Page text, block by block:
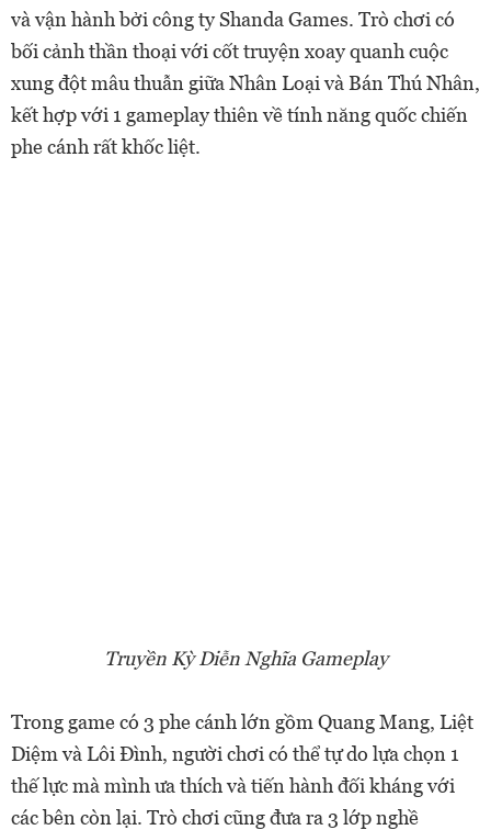
và vận hành bởi công ty Shanda Games. Trò chơi có
bối cảnh thần thoại với cốt truyện xoay quanh cuộc
xung đột mâu thuẫn giữa Nhân Loại và Bán Thú Nhân,
kết hợp với 1 gameplay thiên về tính năng quốc chiến
phe cánh rất khốc liệt.
Truyền Kỳ Diễn Nghĩa Gameplay
Trong game có 3 phe cánh lớn gồm Quang Mang, Liệt
Diệm và Lôi Đình, người chơi có thể tự do lựa chọn 1
thế lực mà mình ưa thích và tiến hành đối kháng với
các bên còn lại. Trò chơi cũng đưa ra 3 lớp nghề